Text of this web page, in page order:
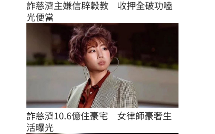
詐慈濟主嫌信辟穀教　收押全破功嗑
光便當
詐慈濟10.6億住豪宅　女律師豪奢生
活曝光